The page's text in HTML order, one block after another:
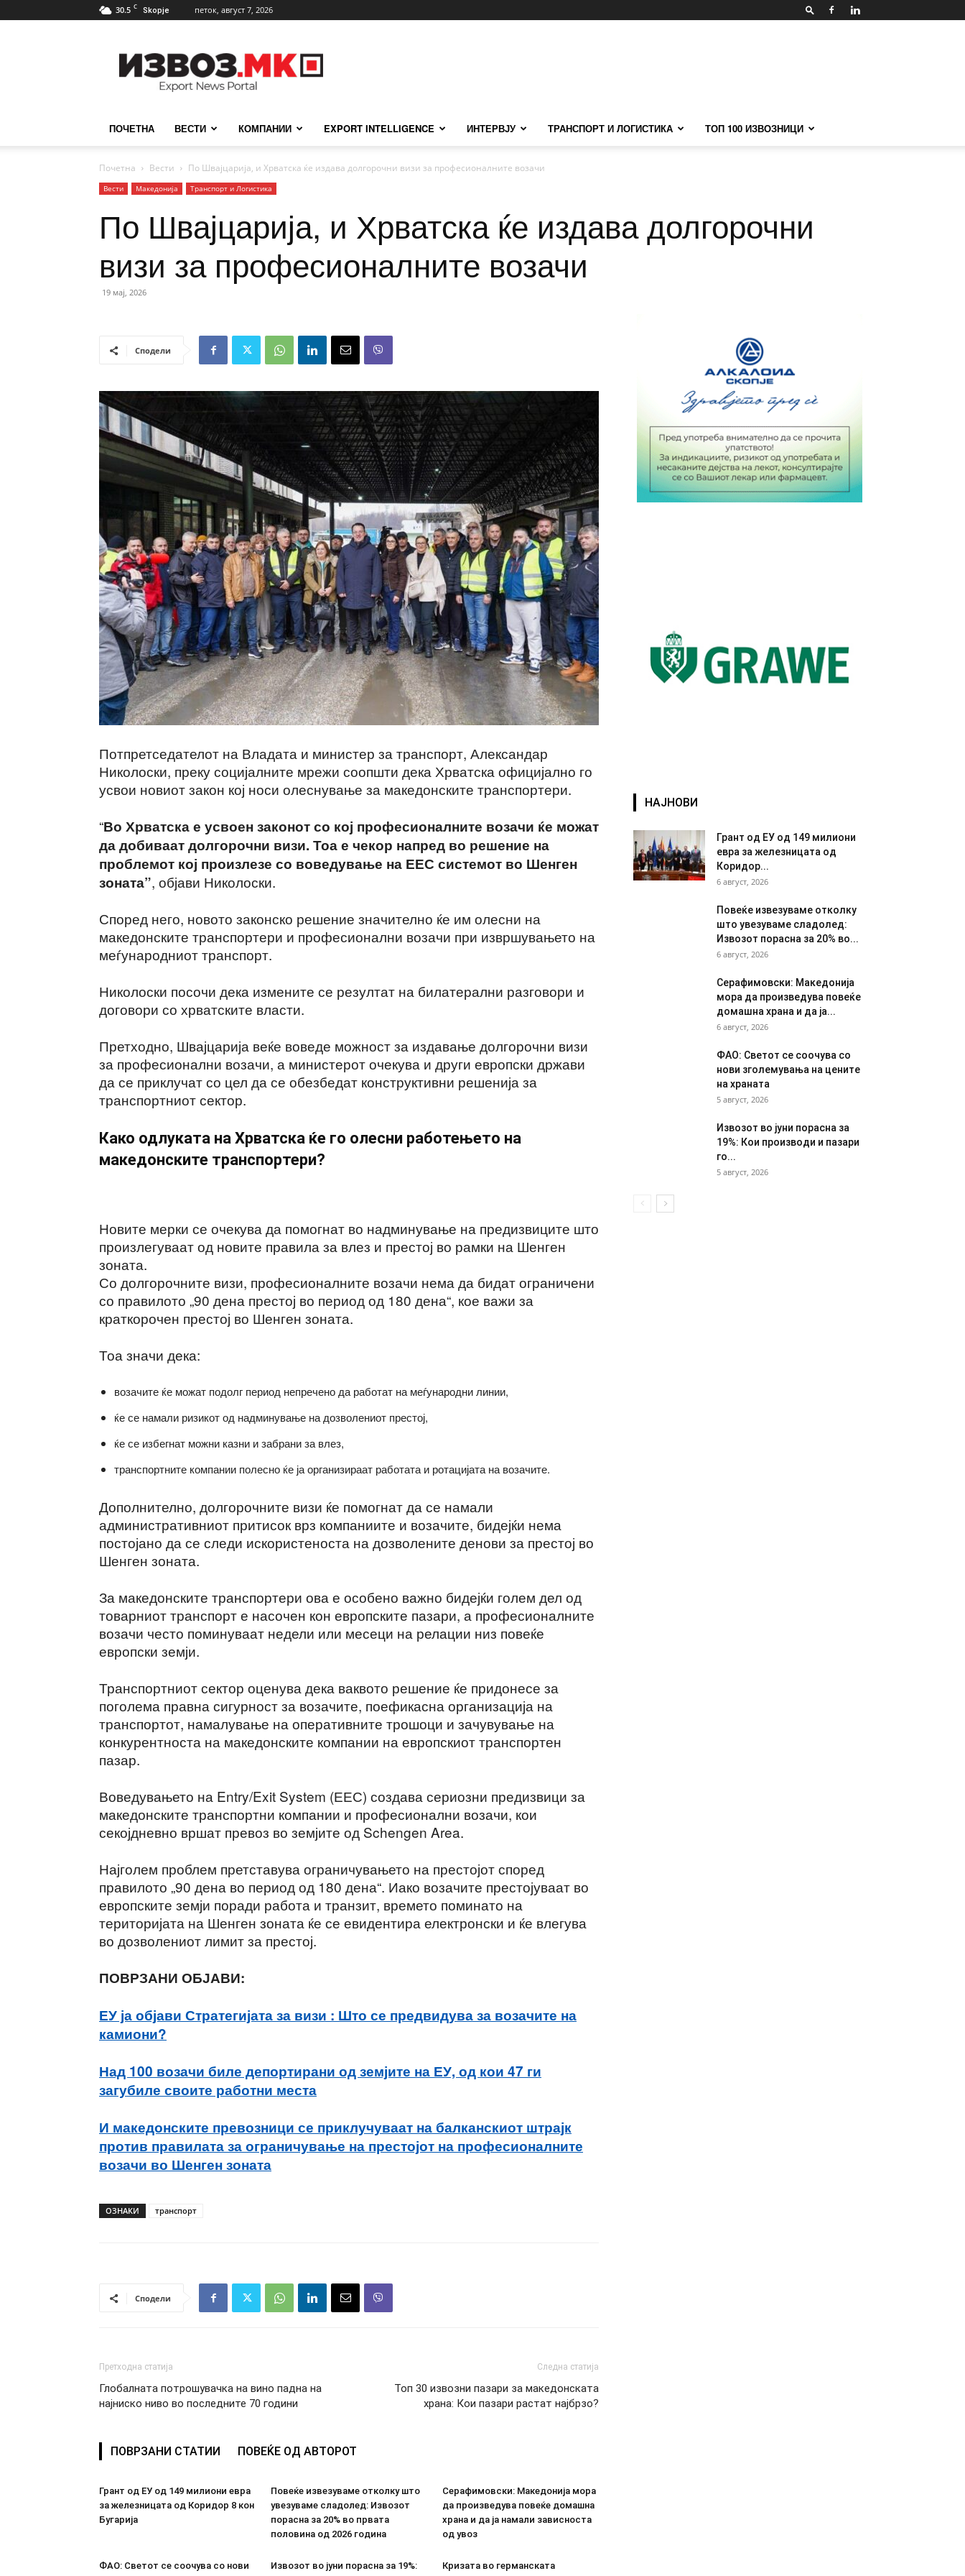
30.5 C Skopje петок, август 7, 2026
ПОЧЕТНА ВЕСТИ КОМПАНИИ EXPORT INTELLIGENCE ИНТЕРВЈУ ТРАНСПОРТ И ЛОГИСТИКА ТОП 100 ИЗВОЗНИЦИ
Почетна Вести По Швајцарија, и Хрватска ќе издава долгорочни визи за професионалните возачи
Вести Македонија Транспорт и Логистика
По Швајцарија, и Хрватска ќе издава долгорочни
визи за професионалните возачи
19 мај, 2026
Сподели
Потпретседателот на Владата и министер за транспорт, Александар
Николоски, преку социјалните мрежи соопшти дека Хрватска официјално го
усвои новиот закон кој носи олеснување за македонските транспортери.
“Во Хрватска е усвоен законот со кој професионалните возачи ќе можат
да добиваат долгорочни визи. Тоа е чекор напред во решение на
проблемот кој произлезе со воведување на ЕЕС системот во Шенген
зоната”, објави Николоски.
Според него, новото законско решение значително ќе им олесни на
македонските транспортери и професионални возачи при извршувањето на
меѓународниот транспорт.
Николоски посочи дека измените се резултат на билатерални разговори и
договори со хрватските власти.
Претходно, Швајцарија веќе воведе можност за издавање долгорочни визи
за професионални возачи, а министерот очекува и други европски држави
да се приклучат со цел да се обезбедат конструктивни решенија за
транспортниот сектор.
Како одлуката на Хрватска ќе го олесни работењето на
македонските транспортери?
Новите мерки се очекува да помогнат во надминување на предизвиците што
произлегуваат од новите правила за влез и престој во рамки на Шенген
зоната.
Со долгорочните визи, професионалните возачи нема да бидат ограничени
со правилото „90 дена престој во период од 180 дена“, кое важи за
краткорочен престој во Шенген зоната.
Тоа значи дека:
возачите ќе можат подолг период непречено да работат на меѓународни линии,
ќе се намали ризикот од надминување на дозволениот престој,
ќе се избегнат можни казни и забрани за влез,
транспортните компании полесно ќе ја организираат работата и ротацијата на возачите.
Дополнително, долгорочните визи ќе помогнат да се намали
административниот притисок врз компаниите и возачите, бидејќи нема
постојано да се следи искористеноста на дозволените денови за престој во
Шенген зоната.
За македонските транспортери ова е особено важно бидејќи голем дел од
товарниот транспорт е насочен кон европските пазари, а професионалните
возачи често поминуваат недели или месеци на релации низ повеќе
европски земји.
Транспортниот сектор оценува дека ваквото решение ќе придонесе за
поголема правна сигурност за возачите, поефикасна организација на
транспортот, намалување на оперативните трошоци и зачувување на
конкурентноста на македонските компании на европскиот транспортен
пазар.
Воведувањето на Entry/Exit System (ЕЕС) создава сериозни предизвици за
македонските транспортни компании и професионални возачи, кои
секојдневно вршат превоз во земјите од Schengen Area.
Најголем проблем претставува ограничувањето на престојот според
правилото „90 дена во период од 180 дена“. Иако возачите престојуваат во
европските земји поради работа и транзит, времето поминато на
територијата на Шенген зоната ќе се евидентира електронски и ќе влегува
во дозволениот лимит за престој.
ПОВРЗАНИ ОБЈАВИ:
ЕУ ја објави Стратегијата за визи : Што се предвидува за возачите на
камиони?
Над 100 возачи биле депортирани од земјите на ЕУ, од кои 47 ги
загубиле своите работни места
И македонските превозници се приклучуваат на балканскиот штрајк
против правилата за ограничување на престојот на професионалните
возачи во Шенген зоната
ОЗНАКИ транспорт
Сподели
Претходна статија
Глобалната потрошувачка на вино падна на
најниско ниво во последните 70 години
Следна статија
Топ 30 извозни пазари за македонската
храна: Кои пазари растат најбрзо?
ПОВРЗАНИ СТАТИИ ПОВЕЌЕ ОД АВТОРОТ
Грант од ЕУ од 149 милиони евра
за железницата од Коридор 8 кон
Бугарија
Повеќе извезуваме отколку што
увезуваме сладолед: Извозот
порасна за 20% во првата
половина од 2026 година
Серафимовски: Македонија мора
да произведува повеќе домашна
храна и да ја намали зависноста
од увоз
ФАО: Светот се соочува со нови
Извозот во јуни порасна за 19%:
Кризата во германската
НАЈНОВИ
Грант од ЕУ од 149 милиони
евра за железницата од
Коридор...
6 август, 2026
Повеќе извезуваме отколку
што увезуваме сладолед:
Извозот порасна за 20% во...
6 август, 2026
Серафимовски: Македонија
мора да произведува повеќе
домашна храна и да ја...
6 август, 2026
ФАО: Светот се соочува со
нови зголемувања на цените
на храната
5 август, 2026
Извозот во јуни порасна за
19%: Кои производи и пазари
го...
5 август, 2026